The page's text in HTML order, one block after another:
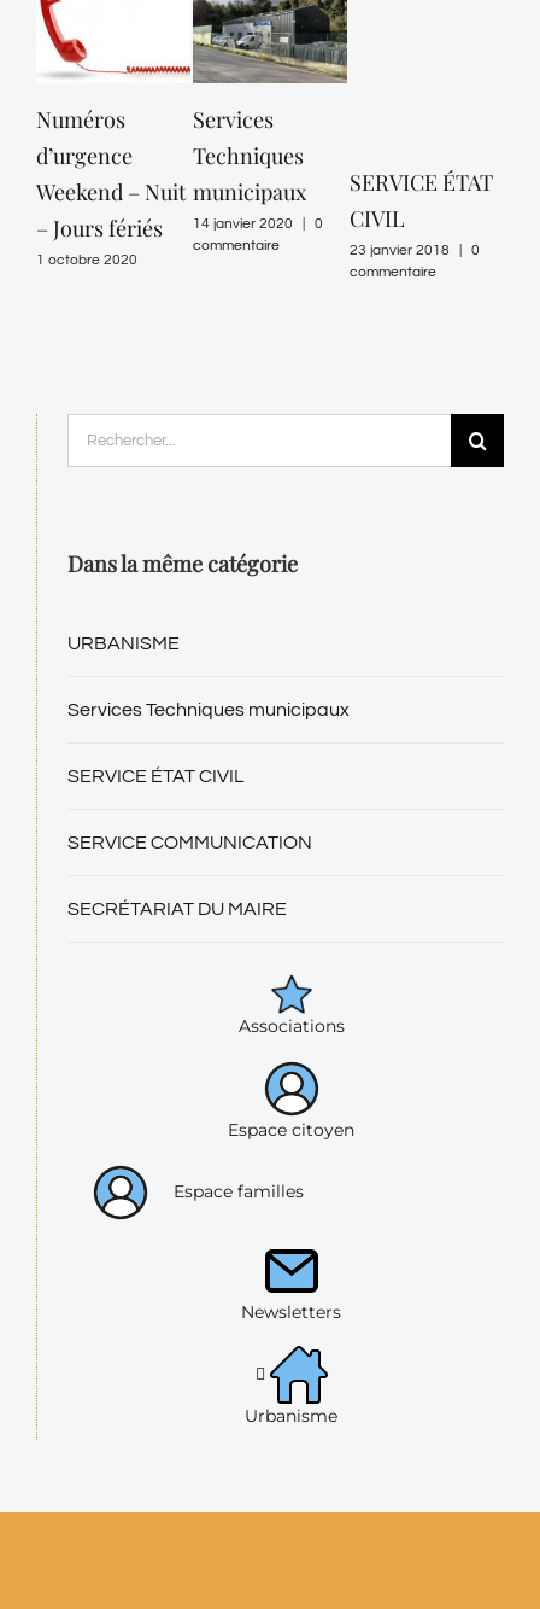
Numéros
d’urgence
Weekend – Nuit
– Jours fériés
1 octobre 2020
Services
Techniques
municipaux
14 janvier 2020
0
commentaire
SERVICE ÉTAT
CIVIL
23 janvier 2018
0
commentaire
Dans la même catégorie
URBANISME
Services Techniques municipaux
SERVICE ÉTAT CIVIL
SERVICE COMMUNICATION
SECRÉTARIAT DU MAIRE
Associations
Espace citoyen
Espace familles
Newsletters
Urbanisme